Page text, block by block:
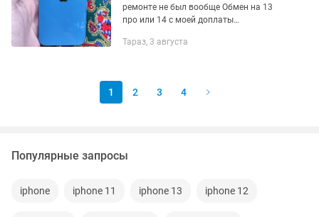
ремонте не был вообще Обмен на 13
про или 14 с моей доплаты
Тараз, 3 августа
1 2 3 4
Популярные запросы
iphone iphone 11 iphone 13 iphone 12